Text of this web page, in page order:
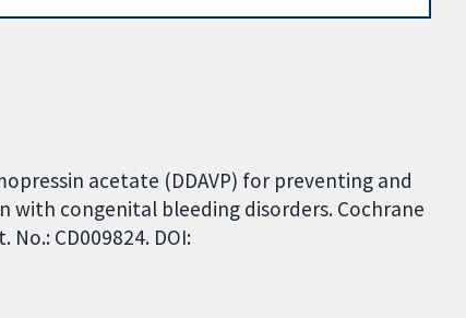
acetate (DDAVP) for preventing and
with congenital bleeding disorders. Cochrane
No.: CD009824. DOI: